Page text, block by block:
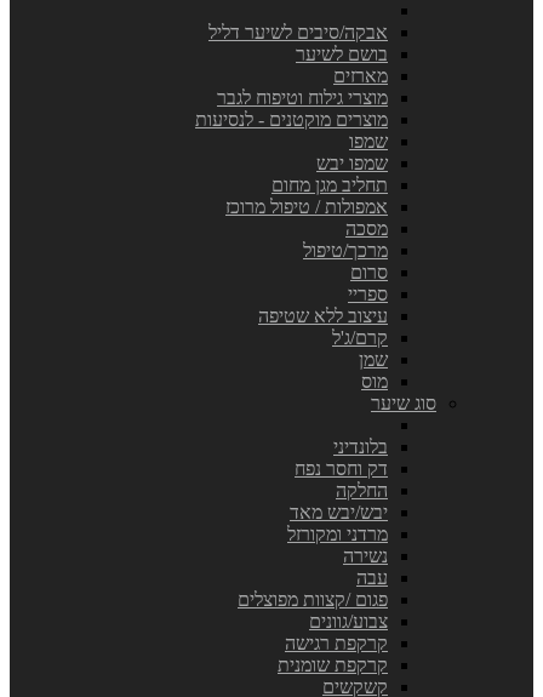
אבקה/סיבים לשיער דליל
בושם לשיער
מארזים
מוצרי גילוח וטיפוח לגבר
מוצרים מוקטנים - לנסיעות
שמפו
שמפו יבש
תחליב מגן מחום
אמפולות / טיפול מרוכז
מסכה
מרכך/טיפול
סרום
ספריי
עיצוב ללא שטיפה
קרם/ג'ל
שמן
מוס
סוג שיער
בלונדיני
דק וחסר נפח
החלקה
יבש/יבש מאד
מרדני ומקורזל
נשירה
עבה
פגום /קצוות מפוצלים
צבוע/גוונים
קרקפת רגישה
קרקפת שומנית
קשקשים